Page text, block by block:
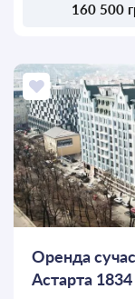
160 500
Оренда
Астарта